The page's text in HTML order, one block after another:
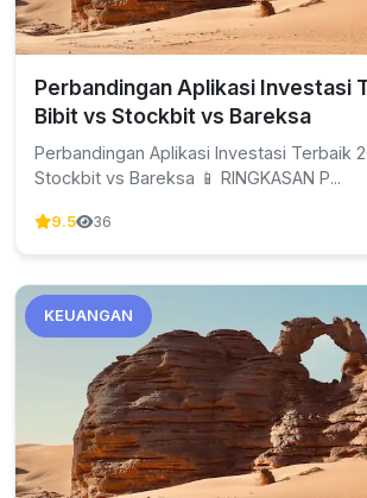
Perbandingan Aplikasi Investasi
Bibit vs Stockbit vs Bareksa
Perbandingan Aplikasi Investasi Terbaik
Stockbit vs Bareksa 📱 RINGKASAN P...
9.5 36
KEUANGAN